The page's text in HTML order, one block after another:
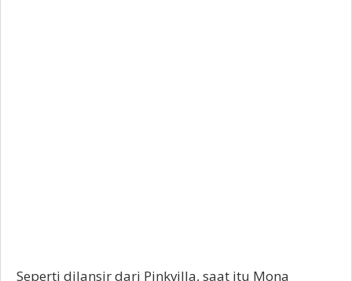
Seperti dilansir dari Pinkvilla, saat itu Mona